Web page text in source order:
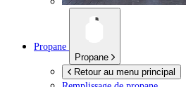
Propane
Propane
Retour au menu principal